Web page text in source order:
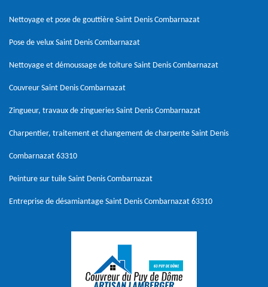
Nettoyage et pose de gouttière Saint Denis Combarnazat
Pose de velux Saint Denis Combarnazat
Nettoyage et démoussage de toiture Saint Denis Combarnazat
Couvreur Saint Denis Combarnazat
Zingueur, travaux de zingueries Saint Denis Combarnazat
Charpentier, traitement et changement de charpente Saint Denis
Combarnazat 63310
Peinture sur tuile Saint Denis Combarnazat
Entreprise de désamiantage Saint Denis Combarnazat 63310